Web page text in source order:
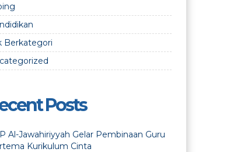
Berkategori
Posts
Al-Jawahiriyyah Gelar Pembinaan Guru
Kurikulum Cinta